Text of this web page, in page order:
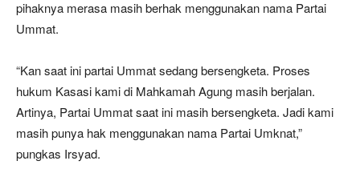
pihaknya merasa masih berhak menggunakan nama Partai
Ummat.
“Kan saat ini partai Ummat sedang bersengketa. Proses
hukum Kasasi kami di Mahkamah Agung masih berjalan.
Artinya, Partai Ummat saat ini masih bersengketa. Jadi kami
masih punya hak menggunakan nama Partai Umknat,”
pungkas Irsyad.